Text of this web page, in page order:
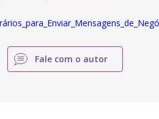
Fale com o autor